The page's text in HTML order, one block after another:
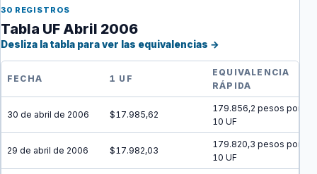
30 REGISTROS
Tabla UF Abril 2006
Desliza la tabla para ver las equivalencias →
FECHA 1 UF
EQUIVALENCIA
RÁPIDA
30 de abril de 2006 $17.985,62
179.856,2 pesos por
10 UF
29 de abril de 2006 $17.982,03
179.820,3 pesos por
10 UF